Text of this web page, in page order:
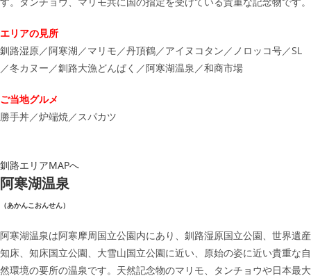
エリアの見所
釧路湿原／阿寒湖／マリモ／丹頂鶴／アイヌコタン／ノロッコ号／SL
／冬カヌー／釧路大漁どんぱく／阿寒湖温泉／和商市場
ご当地グルメ
勝手丼／炉端焼／スパカツ
釧路エリアMAPへ
阿寒湖温泉
（あかんこおんせん）
阿寒湖温泉は阿寒摩周国立公園内にあり、釧路湿原国立公園、世界遺産
知床、知床国立公園、大雪山国立公園に近い、原始の姿に近い貴重な自
然環境の要所の温泉です。天然記念物のマリモ、タンチョウや日本最大